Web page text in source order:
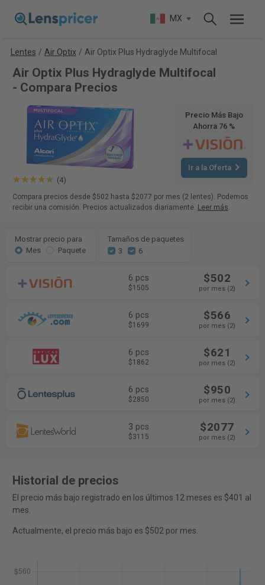
MX
Lentes / Air Optix / Air Optix Plus Hydraglyde Multifocal
Air Optix Plus Hydraglyde Multifocal
- Compara Precios
(4)
Precio Más Bajo
Ahorra 76 %
Ir a la Oferta
Compara precios desde $502 hasta $2077 por mes (2 lentes). Podemos
recibir una comisión. Precios actualizados diariamente. Leer más.
Mostrar precio para
Mes
Paquete
Tamaños de paquetes
3
6
6 pcs
$1505
$502
por mes (2)
6 pcs
$1699
$566
por mes (2)
6 pcs
$1862
$621
por mes (2)
6 pcs
$2850
$950
por mes (2)
3 pcs
$3115
$2077
por mes (2)
Historial de precios
El precio más bajo registrado en los últimos 12 meses es $401 al
mes.
Actualmente, el precio más bajo es $502 por mes.